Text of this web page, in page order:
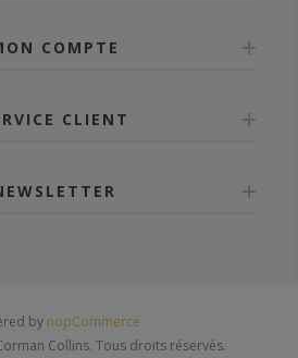
COMPTE
CLIENT
by nopCommerce
Collins. Tous droits réservés.